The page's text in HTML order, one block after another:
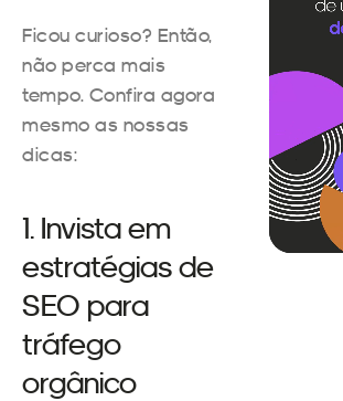
Ficou curioso? Então,
não perca mais
tempo. Confira agora
mesmo as nossas
dicas:
1. Invista em
estratégias de
SEO para
tráfego
orgânico